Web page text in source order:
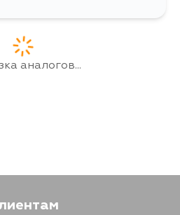
аналогов...